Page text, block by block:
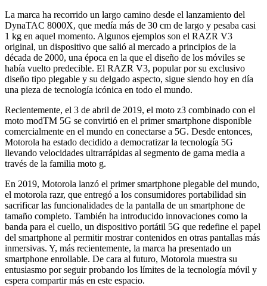
La marca ha recorrido un largo camino desde el lanzamiento del
DynaTAC 8000X, que medía más de 30 cm de largo y pesaba casi
1 kg en aquel momento. Algunos ejemplos son el RAZR V3
original, un dispositivo que salió al mercado a principios de la
década de 2000, una época en la que el diseño de los móviles se
había vuelto predecible. El RAZR V3, popular por su exclusivo
diseño tipo plegable y su delgado aspecto, sigue siendo hoy en día
una pieza de tecnología icónica en todo el mundo.
Recientemente, el 3 de abril de 2019, el moto z3 combinado con el
moto modTM 5G se convirtió en el primer smartphone disponible
comercialmente en el mundo en conectarse a 5G. Desde entonces,
Motorola ha estado decidido a democratizar la tecnología 5G
llevando velocidades ultrarrápidas al segmento de gama media a
través de la familia moto g.
En 2019, Motorola lanzó el primer smartphone plegable del mundo,
el motorola razr, que entregó a los consumidores portabilidad sin
sacrificar las funcionalidades de la pantalla de un smartphone de
tamaño completo. También ha introducido innovaciones como la
banda para el cuello, un dispositivo portátil 5G que redefine el papel
del smartphone al permitir mostrar contenidos en otras pantallas más
inmersivas. Y, más recientemente, la marca ha presentado un
smartphone enrollable. De cara al futuro, Motorola muestra su
entusiasmo por seguir probando los límites de la tecnología móvil y
espera compartir más en este espacio.